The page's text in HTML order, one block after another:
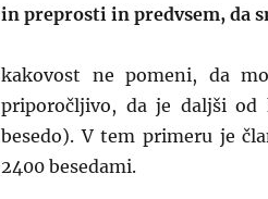
in preprosti in predvsem, da
kakovost ne pomeni, da
priporočljivo, da je daljši od
besedo). V tem primeru je
2400 besedami.